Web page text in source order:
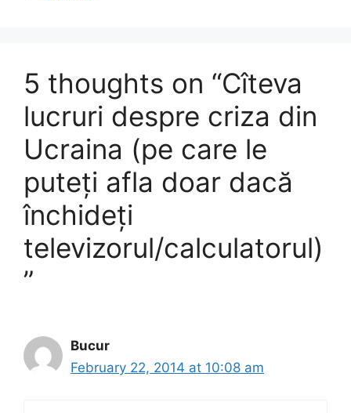
5 thoughts on “Cîteva
lucruri despre criza din
Ucraina (pe care le
puteți afla doar dacă
închideți
televizorul/calculatorul)
”
Bucur
February 22, 2014 at 10:08 am